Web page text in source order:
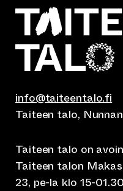
info@taiteentalo.fi
Taiteen talo,
Taiteen talo on
Taiteen talon
23, pe-la klo 15-01.30